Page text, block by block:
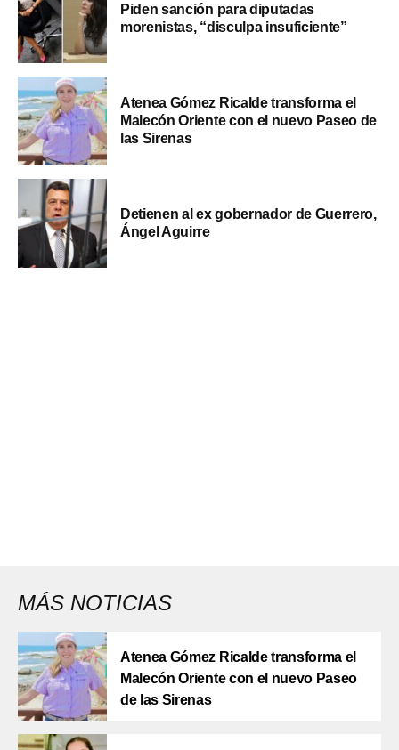
Piden sanción para diputadas
morenistas, “disculpa insuficiente”
Atenea Gómez Ricalde transforma el
Malecón Oriente con el nuevo Paseo de
las Sirenas
Detienen al ex gobernador de Guerrero,
Ángel Aguirre
MÁS NOTICIAS
Atenea Gómez Ricalde transforma el
Malecón Oriente con el nuevo Paseo
de las Sirenas